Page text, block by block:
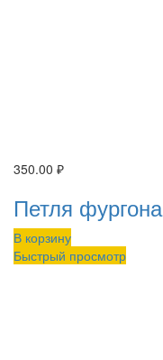
350.00 ₽
Петля фургона
В корзину
Быстрый просмотр